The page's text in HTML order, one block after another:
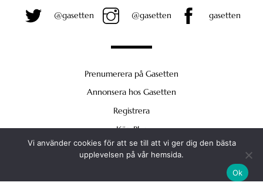
To
Top
@gasetten @gasetten gasetten
Prenumerera på Gasetten
Annonsera hos Gasetten
Registrera
Köp Plus
Vi använder cookies för att se till att vi ger dig den bästa
upplevelsen på vår hemsida.
Ok